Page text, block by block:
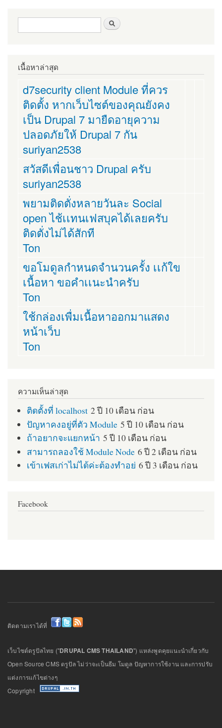
ฟอร์มค้นหา
เนื้อหาล่าสุด
d7security client Module ที่ควร
ติดตั้ง หากเว็บไซต์ของคุณยังคง
เป็น Drupal 7 มายืดอายุความ
ปลอดภัยให้ Drupal 7 กัน
suriyan2538
สวัสดีเพื่อนชาว Drupal ครับ
suriyan2538
พยามติดตั่งหลายวันละ Social
open ไช้เเทนเฟสบุคได้เลยครับ
ติดตั่งไม่ได้สักที
Ton
ขอโมดูลกำหนดจำนวนครั้ง เเก้ใข
เนื้อหา ขอคำเเนะนำครับ
Ton
ใช้กล่องเพื่มเนื้อหาออกมาแสดง
หน้าเว็บ
Ton
ความเห็นล่าสุด
ติดตั้งที่ localhost 2 ปี 10 เดือน ก่อน
ปัญหาคงอยู่ที่ตัว Module 5 ปี 10 เดือน ก่อน
ถ้าอยากจะแยกหน้า 5 ปี 10 เดือน ก่อน
สามารถลองใช้ Module Node 6 ปี 2 เดือน ก่อน
เข้าเฟสเก่าไม่ได้ค่ะต้องทำอย่ 6 ปี 3 เดือน ก่อน
Facebook
ติดตามเราได้ที่
เว็บไซต์ดรูปัลไทย ("DRUPAL CMS THAILAND") แหล่งพูดคุยแนะนำเกี่ยวกับ
Open Source CMS ดรูปัล ไม่ว่าจะเป็นธีม โมดูล ปัญหาการใช้งาน และการปรับ
แต่งการแก้ไขต่างๆ
Copyright